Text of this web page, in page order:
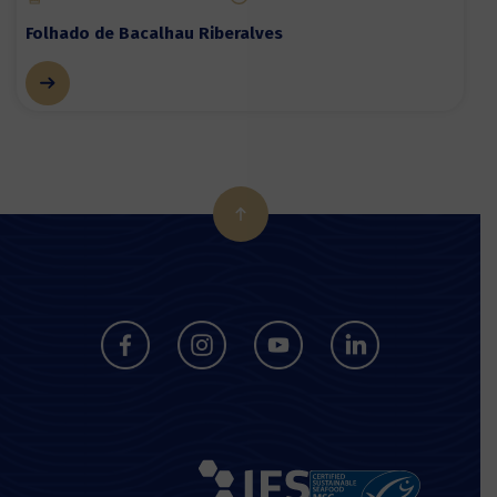
Folhado de Bacalhau Riberalves